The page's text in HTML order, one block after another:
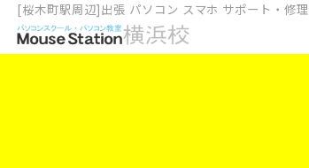
[桜木町駅周辺]出張 パソコン スマホ サポート・修理